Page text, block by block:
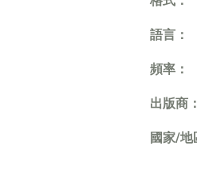
語言：
頻率：
出版商
國家/地